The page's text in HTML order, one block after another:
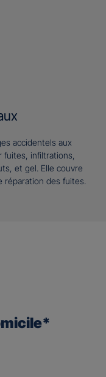
accidentels aux
fuites, infiltrations,
et gel. Elle couvre
réparation des fuites.